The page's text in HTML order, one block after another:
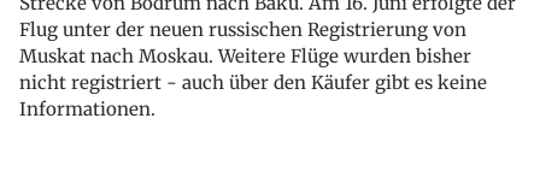
Flug unter der neuen russischen Registrierung von
Muskat nach Moskau. Weitere Flüge wurden bisher
nicht registriert - auch über den Käufer gibt es keine
Informationen.